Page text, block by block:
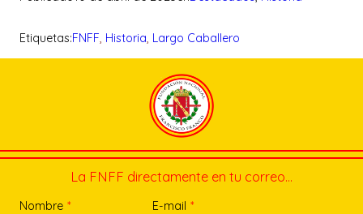
Etiquetas:FNFF, Historia, Largo Caballero
La FNFF directamente en tu correo…
Nombre * E-mail *